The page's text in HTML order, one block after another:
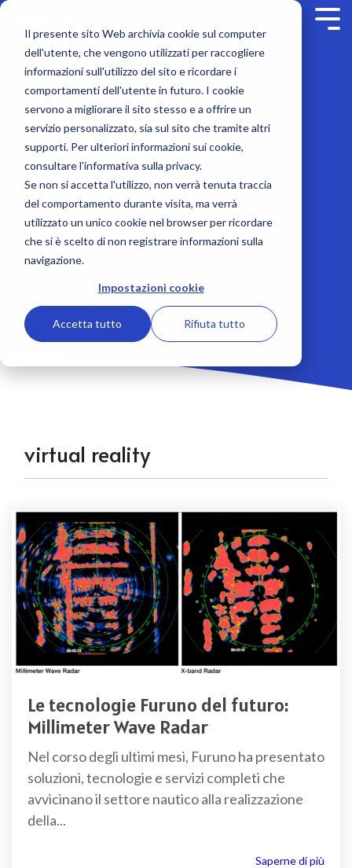
Il presente sito Web archivia cookie sul computer
dell'utente, che vengono utilizzati per raccogliere
informazioni sull'utilizzo del sito e ricordare i
comportamenti dell'utente in futuro. I cookie
servono a migliorare il sito stesso e a offrire un
servizio personalizzato, sia sul sito che tramite altri
supporti. Per ulteriori informazioni sui cookie,
consultare l'informativa sulla privacy.
Se non si accetta l'utilizzo, non verrà tenuta traccia
del comportamento durante visita, ma verrà
utilizzato un unico cookie nel browser per ricordare
che si è scelto di non registrare informazioni sulla
navigazione.
Impostazioni cookie
Accetta tutto Rifiuta tutto
Skip
main
Rilevamento
Ecoscandagli
Moduli black box per NavNet e TIMEZERO
Radar nautico e Radar meteo
Doppler speedlog e Correntometri
Accessori ecoscandagli e sonar
Navigazione
Display multifunzione MFD
GPS e Sistemi cartografici
Autopiloti e bussole nautiche
Comunicazione
Radio VHF
Ricevitori e Ricetrasmettitori AIS
Intercom e Loud hailer
Radio MF/HF SSB
Soluzioni su misura
Service contract
Onboard service
Remote monitoring
Class surveys
Offerta formativa
NavSkills Online
Formazione in aula
Computer based training
Formazione a bordo
Corsi ufficiali Furuno
Contenuti
Furuno Academy
Novità
Mondo Furuno
Corporate
Società
Team Furuno Italia
Lavora con noi
Furuno Italia -
Dicembre 2022
Supporto
Contatti
Listino prezzi e Cataloghi
Trova un dealer
Registrazione prodotto
Novità
virtual reality
Le tecnologie Furuno del futuro:
Millimeter Wave Radar
Nel corso degli ultimi mesi, Furuno ha presentato
soluzioni, tecnologie e servizi completi che
avvicinano il settore nautico alla realizzazione
della...
Saperne di più